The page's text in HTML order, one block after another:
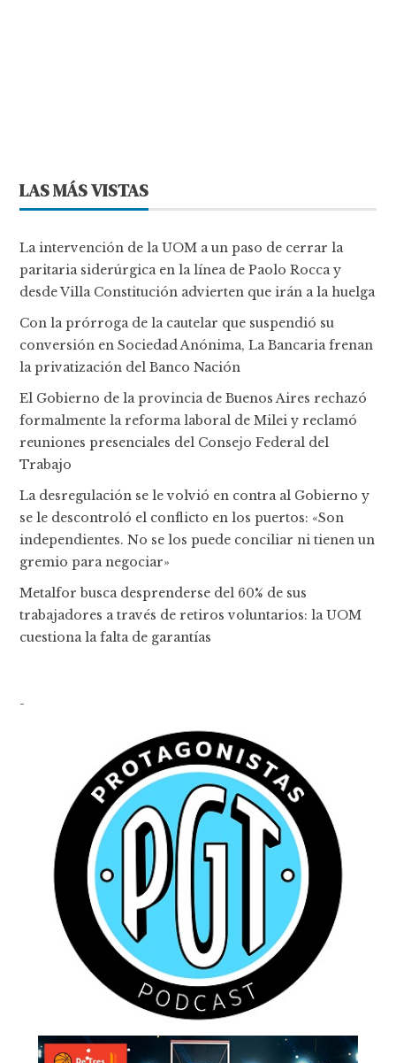
LAS MÁS VISTAS
La intervención de la UOM a un paso de cerrar la
paritaria siderúrgica en la línea de Paolo Rocca y
desde Villa Constitución advierten que irán a la huelga
Con la prórroga de la cautelar que suspendió su
conversión en Sociedad Anónima, La Bancaria frenan
la privatización del Banco Nación
El Gobierno de la provincia de Buenos Aires rechazó
formalmente la reforma laboral de Milei y reclamó
reuniones presenciales del Consejo Federal del
Trabajo
La desregulación se le volvió en contra al Gobierno y
se le descontroló el conflicto en los puertos: «Son
independientes. No se los puede conciliar ni tienen un
gremio para negociar»
Metalfor busca desprenderse del 60% de sus
trabajadores a través de retiros voluntarios: la UOM
cuestiona la falta de garantías
-